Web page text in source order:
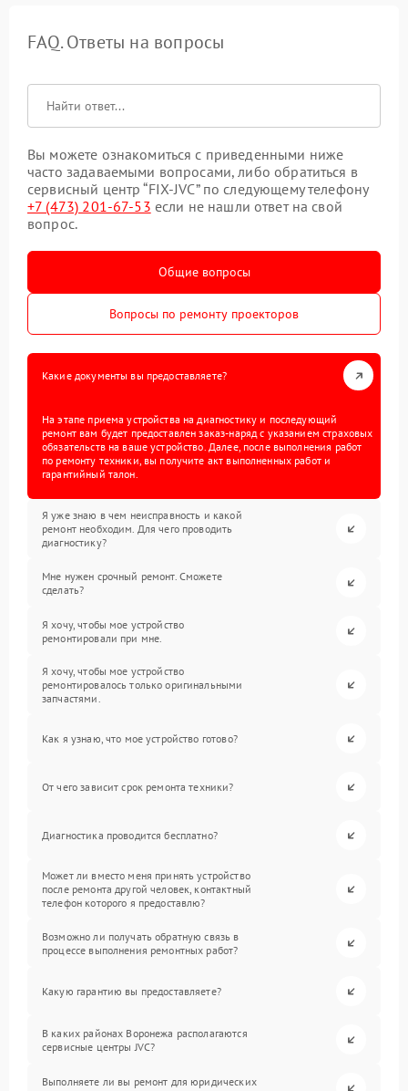
FAQ. Ответы на вопросы
Вы можете ознакомиться с приведенными ниже
часто задаваемыми вопросами, либо обратиться в
сервисный центр “FIX-JVC” по следующему телефону
+7 (473) 201-67-53 если не нашли ответ на свой
вопрос.
Общие вопросы
Вопросы по ремонту проекторов
Какие документы вы предоставляете?
На этапе приема устройства на диагностику и последующий
ремонт вам будет предоставлен заказ-наряд с указанием страховых
обязательств на ваше устройство. Далее, после выполнения работ
по ремонту техники, вы получите акт выполненных работ и
гарантийный талон.
Я уже знаю в чем неисправность и какой
ремонт необходим. Для чего проводить
диагностику?
Мне нужен срочный ремонт. Сможете
сделать?
Я хочу, чтобы мое устройство
ремонтировали при мне.
Я хочу, чтобы мое устройство
ремонтировалось только оригинальными
запчастями.
Как я узнаю, что мое устройство готово?
От чего зависит срок ремонта техники?
Диагностика проводится бесплатно?
Может ли вместо меня принять устройство
после ремонта другой человек, контактный
телефон которого я предоставлю?
Возможно ли получать обратную связь в
процессе выполнения ремонтных работ?
Какую гарантию вы предоставляете?
В каких районах Воронежа располагаются
сервисные центры JVC?
Выполняете ли вы ремонт для юридических